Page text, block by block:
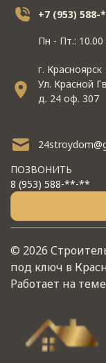
+7 (953)
Пн - Пт.: 10.00
г. Красноярск
Ул. Красной
д. 24 оф. 307
ПОЗВОНИТЬ
8 (953) 588-**-**
© 2026
под ключ в
Работает на теме